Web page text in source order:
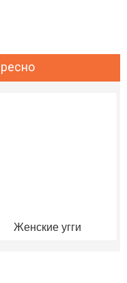
Женские угги